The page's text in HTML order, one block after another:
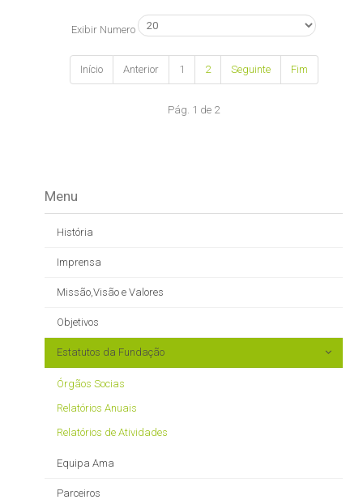
Exibir Numero
Início Anterior 1 2 Seguinte Fim
Pág. 1 de 2
Menu
História
Imprensa
Missão,Visão e Valores
Objetivos
Estatutos da Fundação
Órgãos Socias
Relatórios Anuais
Relatórios de Atividades
Equipa Ama
Parceiros